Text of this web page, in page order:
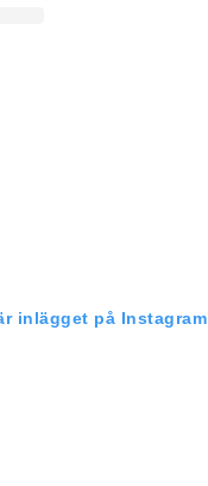
inlägget på Instagram